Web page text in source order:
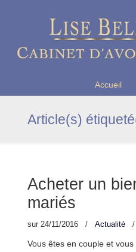
Maître Lise BELLET,
Accueil
Article(s)
Acheter un
mariés
sur 24/11/2016 / Actualité
Vous êtes en couple et